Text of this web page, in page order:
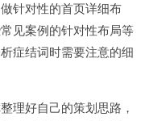
针对性的首页详细布
见案例的针对性布局等
症结词时需要注意的细
理好自己的策划思路，